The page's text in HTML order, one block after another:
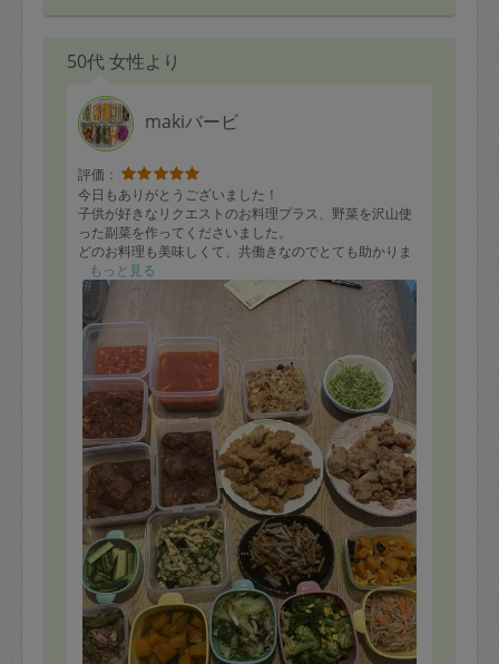
50代 女性より
makiバービ
評価：
今日もありがとうございました！
子供が好きなリクエストのお料理プラス、野菜を沢山使
った副菜を作ってくださいました。
どのお料理も美味しくて、共働きなのでとても助かりま
す。
短時間で15品ほど使ってくださり手際の良さには驚きで
す！
またよろしくお願いします。
もっと見る